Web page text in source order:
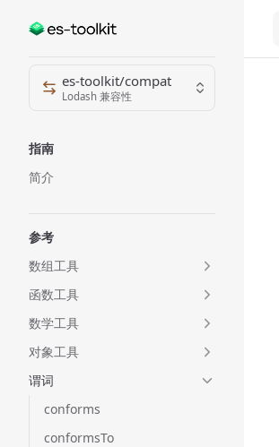
Skip to content
Sidebar Navigation
es-toolkit/compat
Lodash 兼容性
指南
简介
参考
数组工具
函数工具
数学工具
对象工具
谓词
conforms
conformsTo